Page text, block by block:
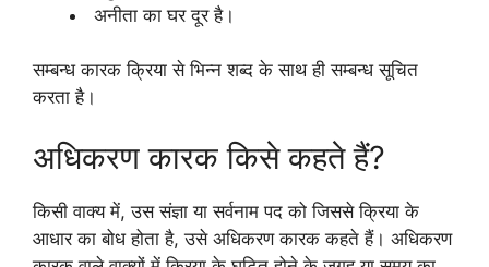
अनीता का घर दूर है।
सम्बन्ध कारक क्रिया से भिन्न शब्द के साथ ही सम्बन्ध सूचित
करता है।
अधिकरण कारक किसे कहते हैं?
किसी वाक्य में, उस संज्ञा या सर्वनाम पद को जिससे क्रिया के
आधार का बोध होता है, उसे अधिकरण कारक कहते हैं। अधिकरण